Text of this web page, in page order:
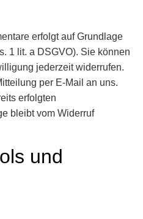
erfolgt auf Grundlage
1 lit. a DSGVO). Sie können
jederzeit widerrufen.
per E-Mail an uns.
erfolgten
bleibt vom Widerruf
und